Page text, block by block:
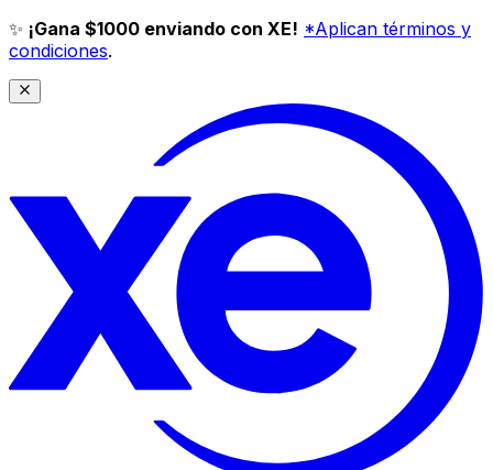
✨ ¡Gana $1000 enviando con XE! *Aplican términos y
condiciones.